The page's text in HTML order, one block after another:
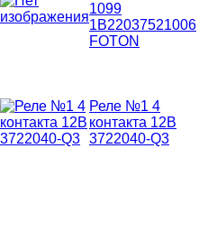
1099
1В22037521006
FOTON
Реле №1 4
контакта 12В
3722040-Q3